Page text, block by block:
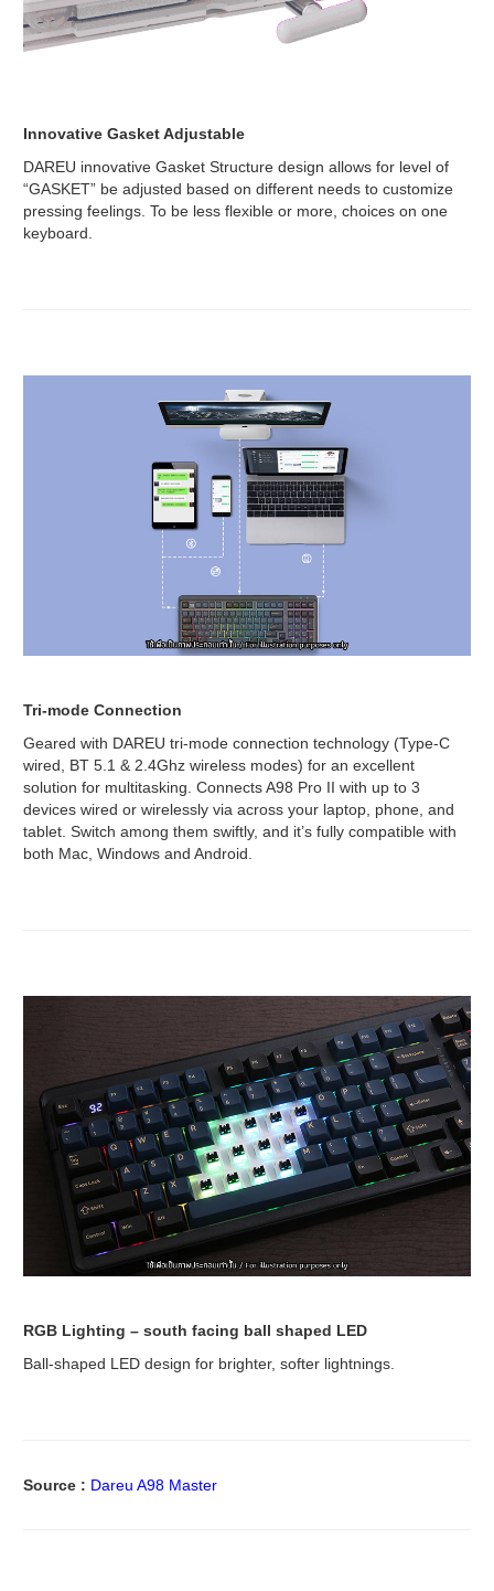
Innovative Gasket Adjustable
DAREU innovative Gasket Structure design allows for level of
“GASKET” be adjusted based on different needs to customize
pressing feelings. To be less flexible or more, choices on one
keyboard.
Tri-mode Connection
Geared with DAREU tri-mode connection technology (Type-C
wired, BT 5.1 & 2.4Ghz wireless modes) for an excellent
solution for multitasking. Connects A98 Pro II with up to 3
devices wired or wirelessly via across your laptop, phone, and
tablet. Switch among them swiftly, and it’s fully compatible with
both Mac, Windows and Android.
RGB Lighting – south facing ball shaped LED
Ball-shaped LED design for brighter, softer lightnings.
Source : Dareu A98 Master